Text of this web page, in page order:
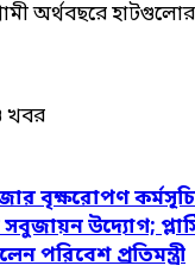
অর্থবছরে
খবর
বৃক্ষরোপণ
সবুজায়ন উদ্যোগ;
পরিবেশ প্রতিমন্ত্রী